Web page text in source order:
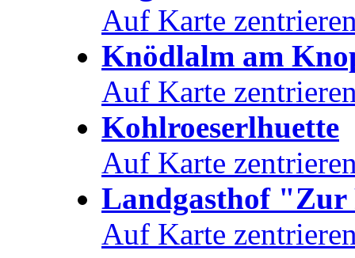
Auf Karte
Knödlalm am
Auf Karte
Kohlroeserlhuette
Auf Karte
Landgasthof "Zur
Auf Karte